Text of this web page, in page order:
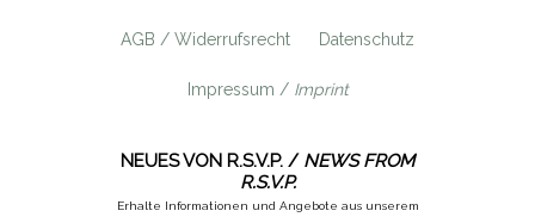
AGB / Widerrufsrecht Datenschutz
Impressum / Imprint
NEUES VON R.S.V.P. / NEWS FROM
R.S.V.P.
Erhalte Informationen und Angebote aus unserem